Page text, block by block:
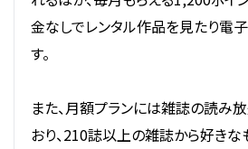
金なしでレンタル作品を見たり電
す。
また、月額プランには雑誌の読み
おり、210誌以上の雑誌から好き